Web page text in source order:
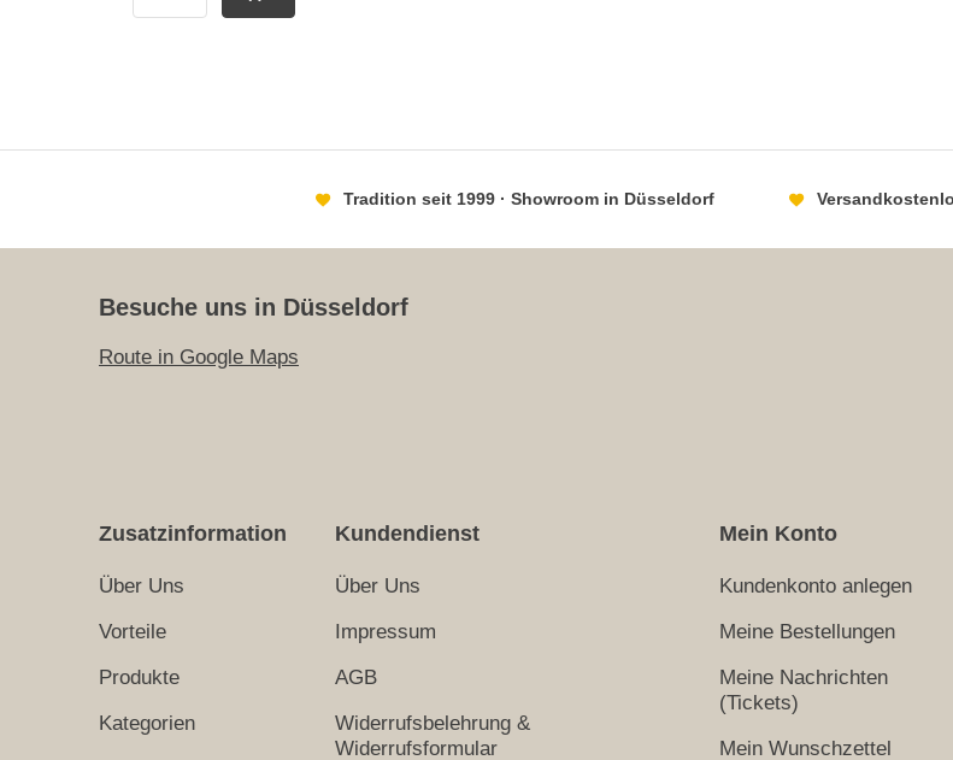
Tradition seit 1999 · Showroom in Düsseldorf
Besuche uns in Düsseldorf
Route in Google Maps
Zusatzinformation
Über Uns
Vorteile
Produkte
Kategorien
Kundendienst
Über Uns
Impressum
AGB
Widerrufsbelehrung &
Widerrufsformular
Mein Konto
Kundenkonto anlegen
Meine Bestellungen
Meine Nachrichten
(Tickets)
Mein Wunschzettel